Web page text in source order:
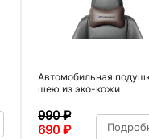
Автомобильная
шею из эко-кожи
990₽
690 ₽